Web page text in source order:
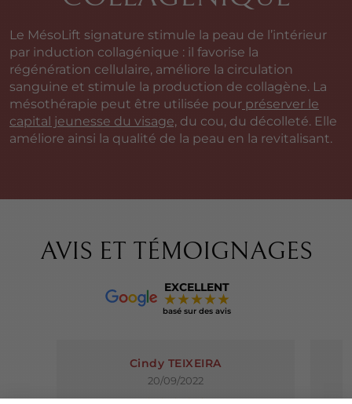
Le MésoLift signature stimule la peau de l’intérieur
par induction collagénique : il favorise la
régénération cellulaire, améliore la circulation
sanguine et stimule la production de collagène. La
mésothérapie peut être utilisée pour préserver le
capital jeunesse du visage, du cou, du décolleté. Elle
améliore ainsi la qualité de la peau en la revitalisant.
AVIS ET TÉMOIGNAGES
EXCELLENT
★★★★★
basé sur des avis
Cindy TEIXEIRA
20/09/2022